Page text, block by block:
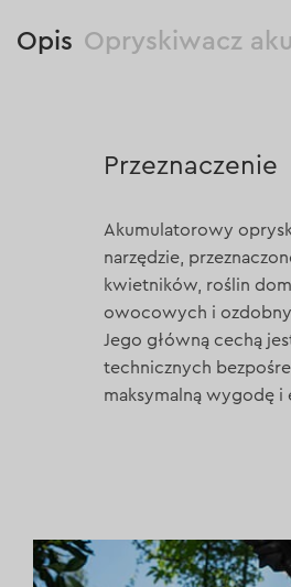
Opis Opryskiwacz
Przeznaczenie
Akumulatorowy
narzędzie,
kwietników, roślin
owocowych i
Jego główną cechą
technicznych
maksymalną wygodę